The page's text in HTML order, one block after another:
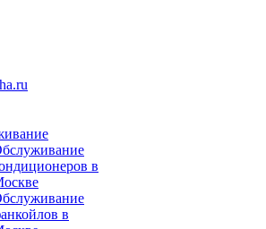
в
в